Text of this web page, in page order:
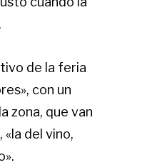
de la feria
con un
zona, que van
del vino,